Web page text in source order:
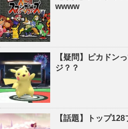
wwww
【疑問】ピカドン
ジ？？
【話題】トップ